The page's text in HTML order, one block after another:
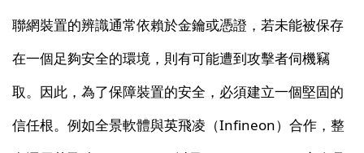
聯網裝置的辨識通常依賴於金鑰或憑證，若未能被保存
在一個足夠安全的環境，則有可能遭到攻擊者伺機竊
取。因此，為了保障裝置的安全，必須建立一個堅固的
信任根。例如全景軟體與英飛凌（Infineon）合作，整